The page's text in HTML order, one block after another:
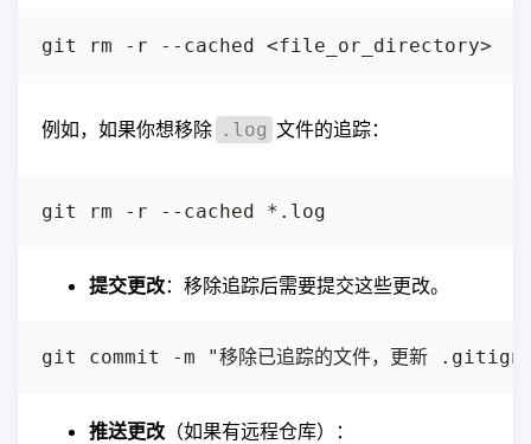
例如，如果你想移除 .log 文件的追踪：
提交更改：移除追踪后需要提交这些更改。
推送更改 （如果有远程仓库）：